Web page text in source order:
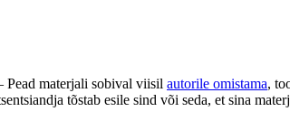
materjali sobival viisil autorile omistama,
tõstab esile sind või seda, et sina